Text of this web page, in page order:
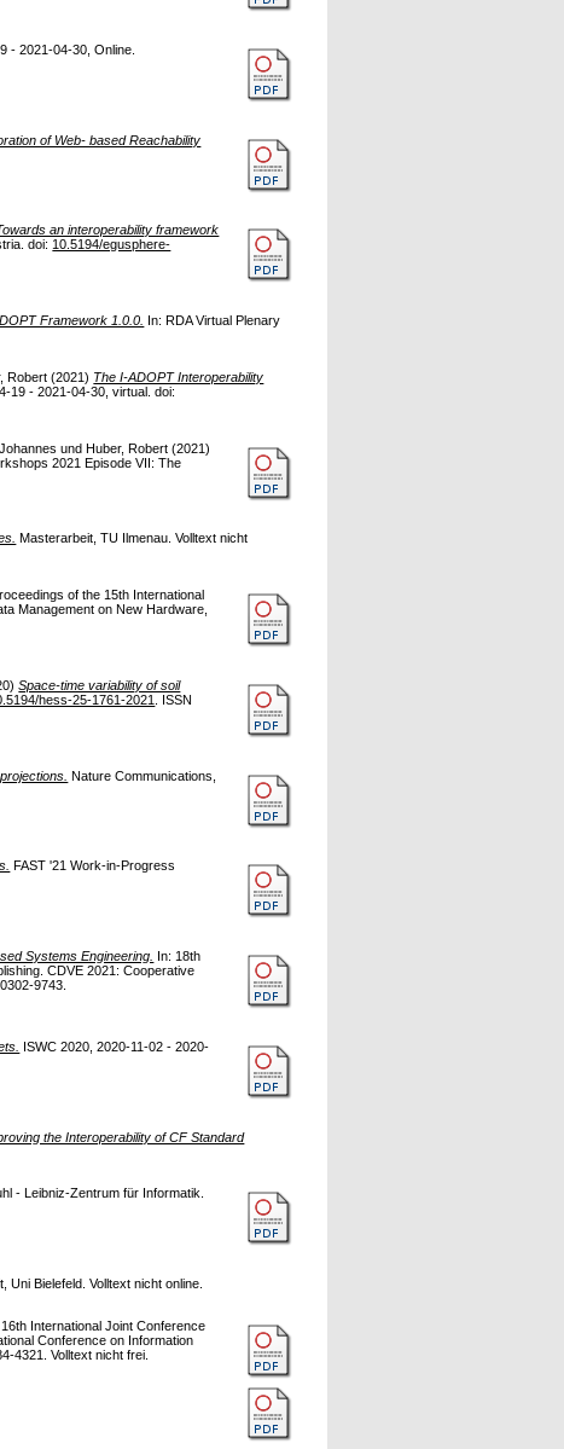
- 2021-04-30, Online.
of Web- based Reachability
an interoperability framework
doi: 10.5194/egusphere-
Framework 1.0.0. In: RDA Virtual Plenary
Robert (2021) The I-ADOPT Interoperability
19 - 2021-04-30, virtual. doi:
undHuber, Robert (2021)
2021 Episode VII: The
Masterarbeit, TU Ilmenau. Volltext nicht
of the 15th International
Management on New Hardware,
Space-time variability of soil
hess-25-1761-2021
. ISSN
Nature Communications,
FAST '21 Work-in-Progress
Systems Engineering. In: 18th
CDVE 2021: Cooperative
9743.
ISWC 2020, 2020-11-02 - 2020-
the Interoperability of CF Standard
- Leibniz-Zentrum für Informatik.
Uni Bielefeld. Volltext nicht online.
16th International Joint Conference
Conference on Information
4321. Volltext nicht frei.